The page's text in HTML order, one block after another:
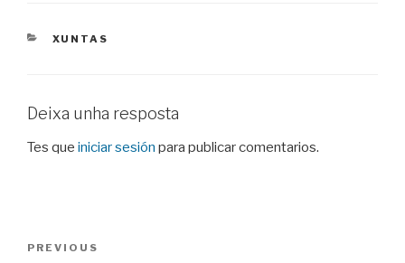
CATEGORIES
XUNTAS
Deixa unha resposta
Tes que iniciar sesión para publicar comentarios.
Previous
PREVIOUS